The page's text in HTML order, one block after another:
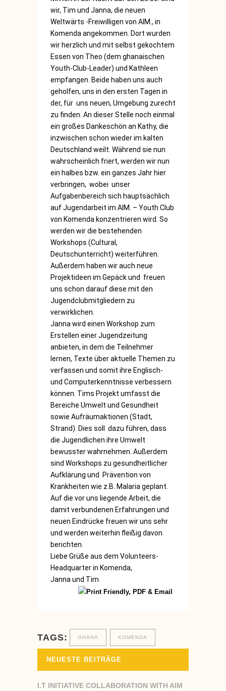
wir, Tim und Janna, die neuen
Weltwärts -Freiwilligen von AIM., in
Komenda angekommen. Dort wurden
wir herzlich und mit selbst gekochtem
Essen von Theo (dem ghanaischen
Youth-Club-Leader) und Kathleen
empfangen. Beide haben uns auch
geholfen, uns in den ersten Tagen in
der, für uns neuen, Umgebung zurecht
zu finden. An dieser Stelle noch einmal
ein großes Dankeschön an Kathy, die
inzwischen schon wieder im kalten
Deutschland weilt. Während sie nun
wahrscheinlich friert, werden wir nun
ein halbes bzw. ein ganzes Jahr hier
verbringen, wobei unser
Aufgabenbereich sich hauptsächlich
auf Jugendarbeit im AIM. – Youth Club
von Komenda konzentrieren wird. So
werden wir die bestehenden
Workshops (Cultural,
Deutschunterricht) weiterführen.
Außerdem haben wir auch neue
Projektideen im Gepäck und freuen
uns schon darauf diese mit den
Jugendclubmitgliedern zu
verwirklichen.
Janna wird einen Workshop zum
Erstellen einer Jugendzeitung
anbieten, in dem die Teilnehmer
lernen, Texte über aktuelle Themen zu
verfassen und somit ihre Englisch-
und Computerkenntnisse verbessern
können. Tims Projekt umfasst die
Bereiche Umwelt und Gesundheit
sowie Aufräumaktionen (Stadt,
Strand). Dies soll dazu führen, dass
die Jugendlichen ihre Umwelt
bewusster wahrnehmen. Außerdem
sind Workshops zu gesundheitlicher
Aufklärung und Prävention von
Krankheiten wie z.B. Malaria geplant.
Auf die vor uns liegende Arbeit, die
damit verbundenen Erfahrungen und
neuen Eindrücke freuen wir uns sehr
und werden weiterhin fleißig davon
berichten.
Liebe Grüße aus dem Volunteers-
Headquarter in Komenda,
Janna und Tim
TAGS: GHANA KOMENDA
NEUESTE BEITRÄGE
I.T INITIATIVE COLLABORATION WITH AIM